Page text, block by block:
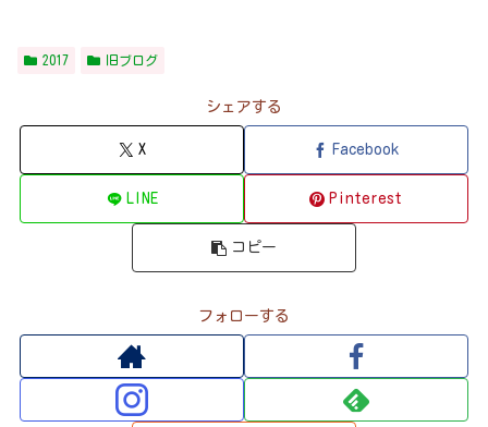
2017 旧ブログ
シェアする
X Facebook
LINE Pinterest
コピー
フォローする